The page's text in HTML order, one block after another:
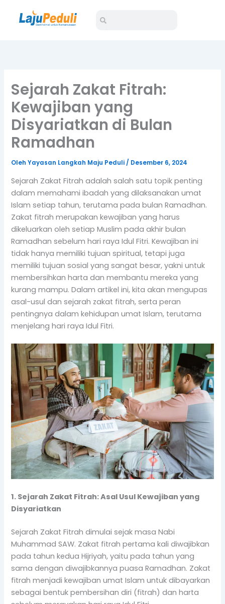
Search
Sejarah Zakat Fitrah:
Kewajiban yang
Disyariatkan di Bulan
Ramadhan
OlehYayasan Langkah Maju Peduli/ Desember 6, 2024
Sejarah Zakat Fitrah adalah salah satu topik penting
dalam memahami ibadah yang dilaksanakan umat
Islam setiap tahun, terutama pada bulan Ramadhan.
Zakat fitrah merupakan kewajiban yang harus
dikeluarkan oleh setiap Muslim pada akhir bulan
Ramadhan sebelum hari raya Idul Fitri. Kewajiban ini
tidak hanya memiliki tujuan spiritual, tetapi juga
memiliki tujuan sosial yang sangat besar, yakni untuk
membersihkan harta dan membantu mereka yang
kurang mampu. Dalam artikel ini, kita akan mengupas
asal-usul dan sejarah zakat fitrah, serta peran
pentingnya dalam kehidupan umat Islam, terutama
menjelang hari raya Idul Fitri.
1. Sejarah Zakat Fitrah: Asal Usul Kewajiban yang
Disyariatkan
Sejarah Zakat Fitrah dimulai sejak masa Nabi
Muhammad SAW. Zakat fitrah pertama kali diwajibkan
pada tahun kedua Hijriyah, yaitu pada tahun yang
sama dengan diwajibkannya puasa Ramadhan. Zakat
fitrah menjadi kewajiban umat Islam untuk dibayarkan
sebagai bentuk pembersihan diri (fitrah) dan harta